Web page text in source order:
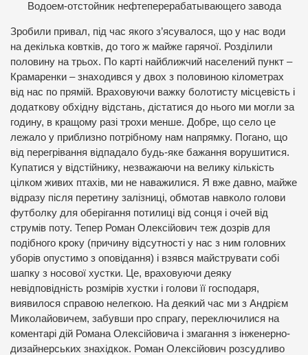
Водоем-отстойник нефтеперерабатывающего завода
Зробили привал, під час якого з’ясувалося, що у нас води
на декілька ковтків, до того ж майже гарячої. Розділили
половину на трьох. По карті найближчий населений пункт –
Крамаренки – знаходився у двох з половиною кілометрах
від нас по прямій. Враховуючи важку болотисту місцевість і
додаткову обхідну відстань, дістатися до нього ми могли за
годину, в кращому разі трохи менше. Добре, що село це
лежало у приблизно потрібному нам напрямку. Погано, що
від перегрівання відпадало будь-яке бажання ворушитися.
Купатися у відстійнику, незважаючи на велику кількість
цілком живих птахів, ми не наважилися. Я вже давно, майже
відразу після перетину залізниці, обмотав навколо голови
футболку для оберігання потилиці від сонця і очей від
струмів поту. Тепер Роман Олексійович теж дозрів для
подібного кроку (причину відсутності у нас з ним головних
уборів опустимо з оповідання) і взявся майструвати собі
шапку з носової хустки. Це, враховуючи деяку
невідповідність розмірів хустки і голови її господаря,
виявилося справою нелегкою. На деякий час ми з Андрієм
Миколайовичем, забувши про спрагу, переключилися на
коментарі дій Романа Олексійовича і змагання з інженерно-
дизайнерських знахідкок. Роман Олексійович розсудливо